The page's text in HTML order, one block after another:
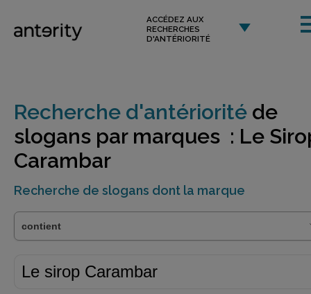
ACCÉDEZ AUX
RECHERCHES
D'ANTÉRIORITÉ
Recherche d'antériorité de
slogans par marques : Le
Carambar
Recherche de slogans dont la marque